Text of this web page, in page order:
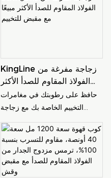
KingLine زجاجة مفرغة من
الفولاذ المقاوم للصدأ الأكثر
مبيعًا مع مقبض للتخييم
حافظ على رطوبتك في مغامرات
التخييم الخاصة بك مع زجاجة
KingLine المفرغة من الفولاذ
المقاوم للصدأ والتي تتميز بمقبض
مريح لسهولة الحمل. يعد هذا المنتج
الأكثر مبيعًا مثاليًا للحفاظ على
مشروباتك ساخنة أو باردة أثناء